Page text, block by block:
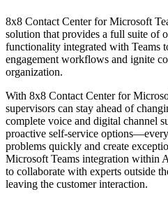
8x8 Contact Center for Microsoft
solution that provides a full suite of
functionality integrated with Teams
engagement workflows and ignite
organization.
With 8x8 Contact Center for
supervisors can stay ahead of
complete voice and digital channel
proactive self-service
problems quickly and create
Microsoft Teams integration within
to collaborate with experts outside
leaving the customer interaction.